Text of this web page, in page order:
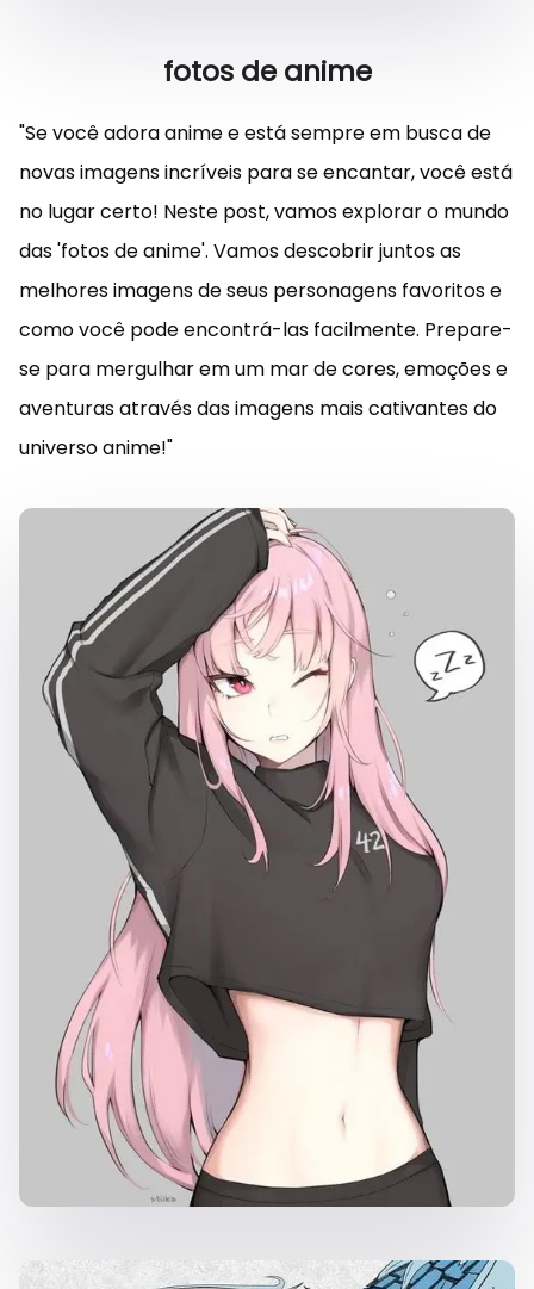
fotos de anime
"Se você adora anime e está sempre em busca de
novas imagens incríveis para se encantar, você está
no lugar certo! Neste post, vamos explorar o mundo
das 'fotos de anime'. Vamos descobrir juntos as
melhores imagens de seus personagens favoritos e
como você pode encontrá-las facilmente. Prepare-
se para mergulhar em um mar de cores, emoções e
aventuras através das imagens mais cativantes do
universo anime!"